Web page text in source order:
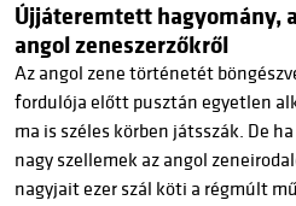
Újjáteremtett hagyomány,
angol zeneszerzőkről
Az angol zene történetét
fordulója előtt pusztán egyetlen
ma is széles körben játsszák. De
nagy szellemek az angol
nagyjait ezer szál köti a régmúlt